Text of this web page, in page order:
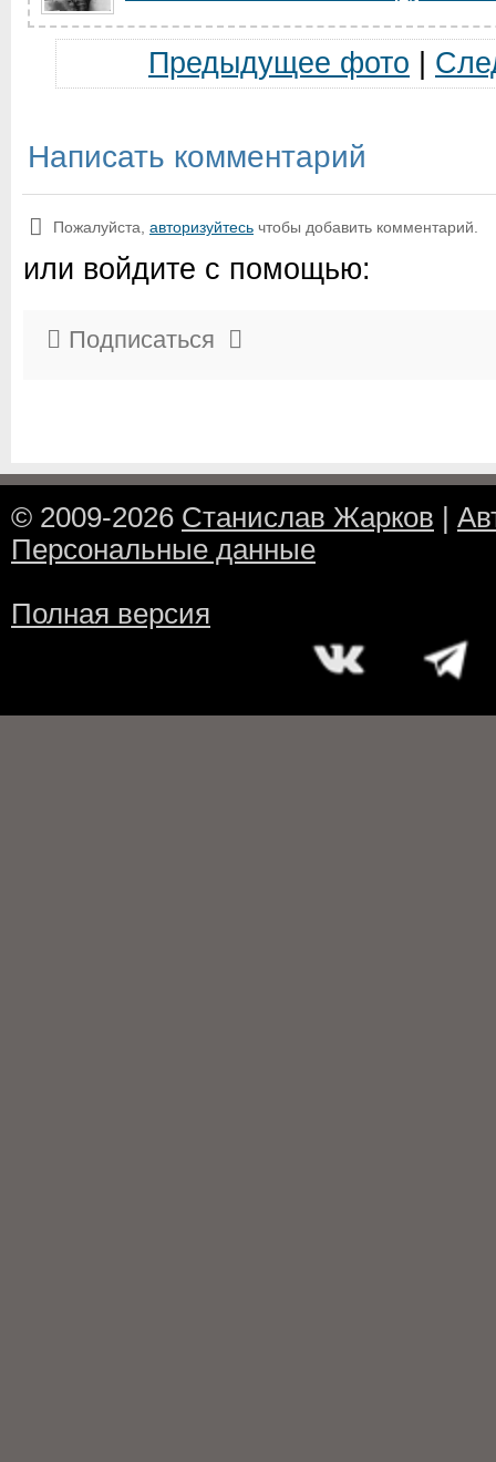
Предыдущее фото
Написать комментарий
Пожалуйста, авторизуйтесь чтобы добавить комментарий.
или войдите с помощью:
Подписаться
© 2009-2026 Станислав Жарков
Персональные данные
Полная версия